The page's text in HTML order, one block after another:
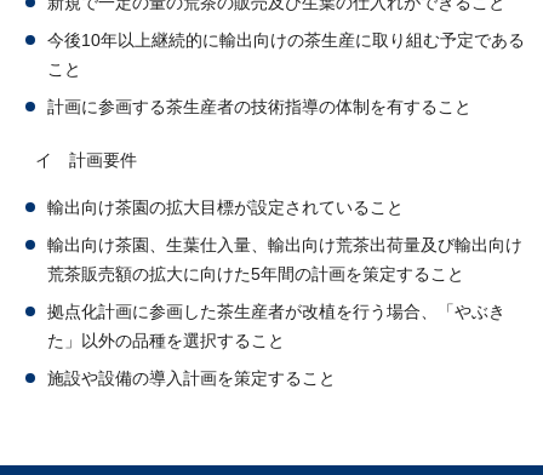
今後10年以上継続的に輸出向けの茶生産に取り組む予定である
こと
計画に参画する茶生産者の技術指導の体制を有すること
イ 計画要件
輸出向け茶園の拡大目標が設定されていること
輸出向け茶園、生葉仕入量、輸出向け荒茶出荷量及び輸出向け
荒茶販売額の拡大に向けた5年間の計画を策定すること
拠点化計画に参画した茶生産者が改植を行う場合、「やぶき
た」以外の品種を選択すること
施設や設備の導入計画を策定すること